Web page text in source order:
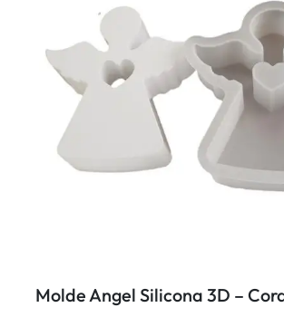
Molde Angel Silicona 3D –